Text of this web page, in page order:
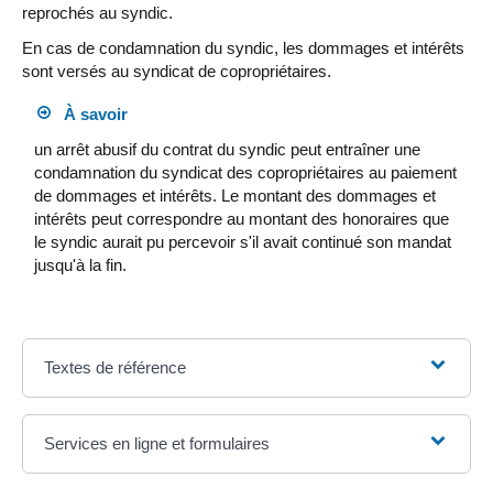
reprochés au syndic.
En cas de condamnation du syndic, les dommages et intérêts
sont versés au syndicat de copropriétaires.
À savoir
un arrêt abusif du contrat du syndic peut entraîner une
condamnation du syndicat des copropriétaires au paiement
de dommages et intérêts. Le montant des dommages et
intérêts peut correspondre au montant des honoraires que
le syndic aurait pu percevoir s'il avait continué son mandat
jusqu'à la fin.
Textes de référence
Services en ligne et formulaires